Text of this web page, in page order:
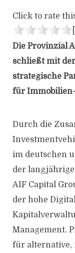
Click to rate
Die Provinzial
schließt mit
strategische
für
Durch die
im deutschen
der
AIF Capital
der hohe
Management.
für alternative,